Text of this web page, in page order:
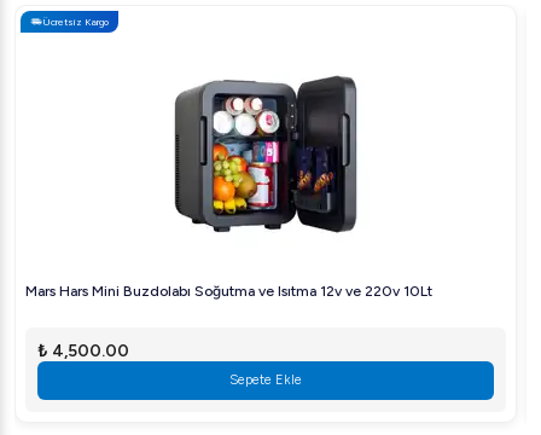
Arıgastro.com'da satışa sunulan
ve çay hazırlama sürecinizi bir üst seviyeye taşıyın!
Ücretsiz Kargo
Mars Hars Mini Buzdolabı Soğutma ve Isıtma 12v ve 220v 10Lt
₺ 4,500.00
Sepete Ekle